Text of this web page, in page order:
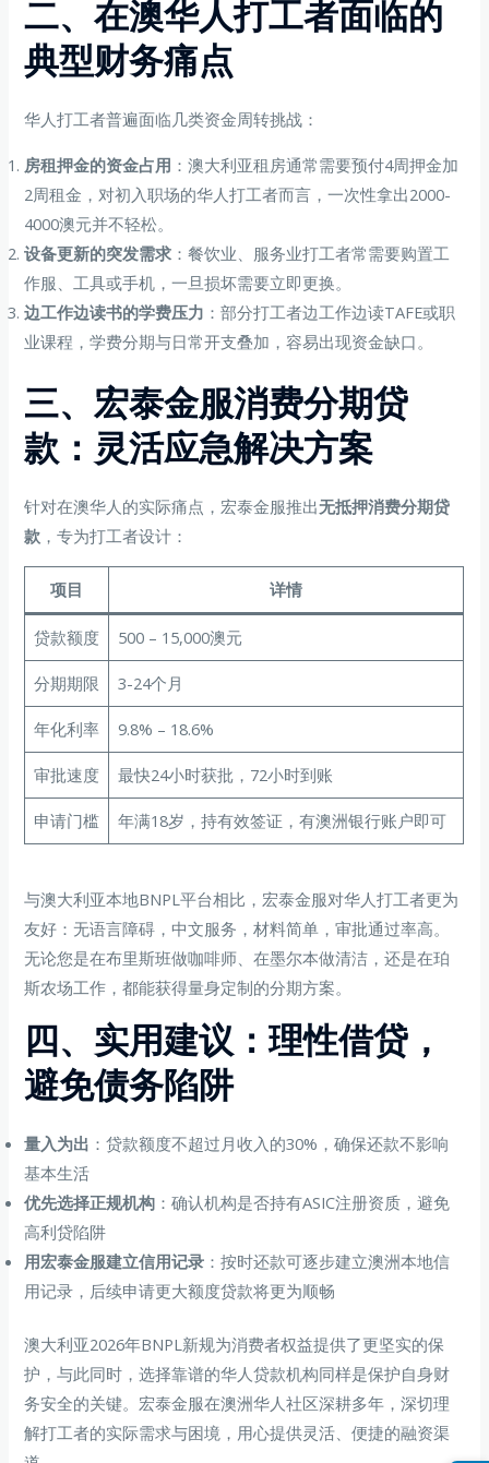
二、在澳华人打工者面临的
典型财务痛点
华人打工者普遍面临几类资金周转挑战：
房租押金的资金占用 ：澳大利亚租房通常需要预付4周押金加
2周租金，对初入职场的华人打工者而言，一次性拿出2000-
4000澳元并不轻松。
设备更新的突发需求 ：餐饮业、服务业打工者常需要购置工
作服、工具或手机，一旦损坏需要立即更换。
边工作边读书的学费压力 ：部分打工者边工作边读TAFE或职
业课程，学费分期与日常开支叠加，容易出现资金缺口。
三、宏泰金服消费分期贷
款：灵活应急解决方案
针对在澳华人的实际痛点，宏泰金服推出无抵押消费分期贷
款 ，专为打工者设计：
项目 详情
贷款额度 500 – 15,000澳元
分期期限 3-24个月
年化利率 9.8% – 18.6%
审批速度 最快24小时获批，72小时到账
申请门槛 年满18岁，持有效签证，有澳洲银行账户即可
与澳大利亚本地BNPL平台相比，宏泰金服对华人打工者更为
友好：无语言障碍，中文服务，材料简单，审批通过率高。
无论您是在布里斯班做咖啡师、在墨尔本做清洁，还是在珀
斯农场工作，都能获得量身定制的分期方案。
四、实用建议：理性借贷，
避免债务陷阱
量入为出 ：贷款额度不超过月收入的30%，确保还款不影响
基本生活
优先选择正规机构 ：确认机构是否持有ASIC注册资质，避免
高利贷陷阱
用宏泰金服建立信用记录 ：按时还款可逐步建立澳洲本地信
用记录，后续申请更大额度贷款将更为顺畅
澳大利亚2026年BNPL新规为消费者权益提供了更坚实的保
护，与此同时，选择靠谱的华人贷款机构同样是保护自身财
务安全的关键。宏泰金服在澳洲华人社区深耕多年，深切理
解打工者的实际需求与困境，用心提供灵活、便捷的融资渠